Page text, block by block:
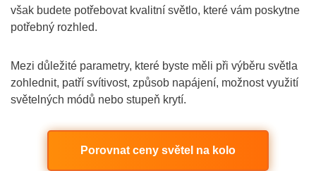
však budete potřebovat kvalitní světlo, které vám poskytne
potřebný rozhled.
Mezi důležité parametry, které byste měli při výběru světla
zohlednit, patří svítivost, způsob napájení, možnost využití
světelných módů nebo stupeň krytí.
Porovnat ceny světel na kolo